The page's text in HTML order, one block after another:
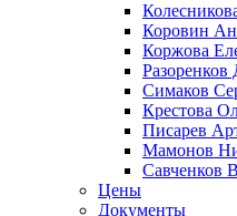
Коровин
Коржова
Симаков
Крестова
Писарев
Мамонов
Савченков
Цены
Документы